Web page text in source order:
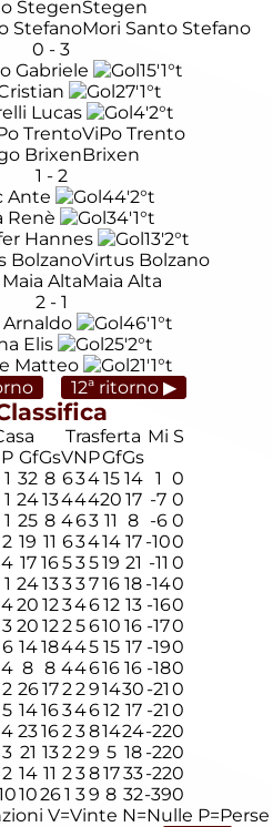
Stegen
Mori Santo Stefano
0 - 3
Gabriele
15'1°t
27'1°t
Lucas
4'2°t
ViPo Trento
Brixen
1 - 2
Ante
44'2°t
Renè
34'1°t
Hannes
13'2°t
Virtus Bolzano
Maia Alta
2- 1
46'1°t
Elis
25'2°t
Matteo
21'1°t
12ª ritorno ▶
Trasferta Mi S
P GfGsVNPGfGs
1 32 8 63415 14 1 0
1 241344420 17 -7 0
1 25 8 463 11 8 -6 0
2 19 11 63414 17 -100
4 17 1653519 21 -11 0
1 241333716 18 -140
420 1234612 13 -160
3 20 1225610 16 -170
6 1418445 15 17 -190
4 8 8 44616 16 -180
2 26172291430 -21 0
5 141634612 17 -21 0
4 23162381424-220
3 21 13229 5 18 -220
2 14 11 2381733-220
10261 39 8 32-390
V=Vinte N=Nulle P=Perse